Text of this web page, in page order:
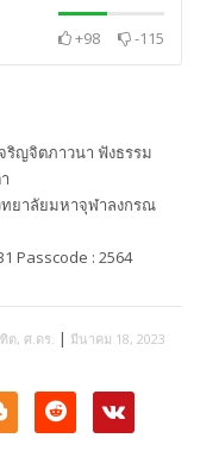
+98 -115
ริญจิตภาวนา ฟังธรรม
ยาลัยมหาจุฬาลงกรณ
Passcode : 2564
ต, ศ.ดร. | มีนาคม 18, 2023